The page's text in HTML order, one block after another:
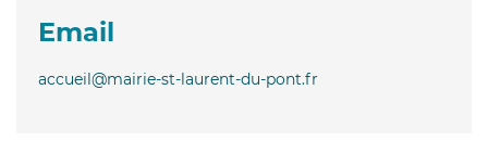
Email
accueil@mairie-st-laurent-du-pont.fr